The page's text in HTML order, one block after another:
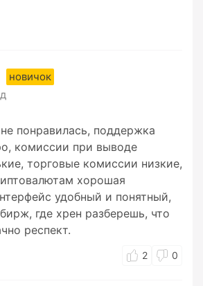
новичок
понравилась, поддержка
комиссии при выводе
торговые комиссии низкие,
хорошая
удобный и понятный,
где хрен разберешь, что
респект.
2 0